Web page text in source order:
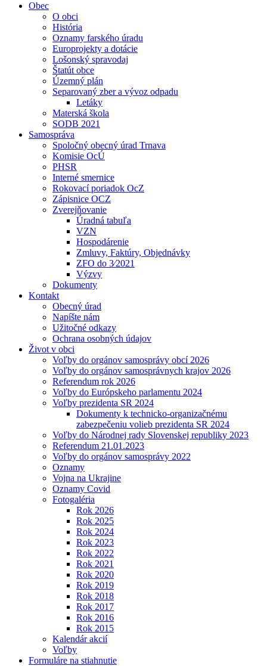
Obec
O obci
História
Oznamy farského úradu
Europrojekty a dotácie
Lošonský spravodaj
Štatút obce
Územný plán
Separovaný zber a vývoz odpadu
Letáky
Materská škola
SODB 2021
Samospráva
Spoločný obecný úrad Trnava
Komisie OcÚ
PHSR
Interné smernice
Rokovací poriadok OcZ
Zápisnice OCZ
Zverejňovanie
Úradná tabuľa
VZN
Hospodárenie
Zmluvy, Faktúry, Objednávky
ZFO do 3⁄2021
Výzvy
Dokumenty
Kontakt
Obecný úrad
Napíšte nám
Užitočné odkazy
Ochrana osobných údajov
Život v obci
Voľby do orgánov samosprávy obcí 2026
Voľby do orgánov samosprávnych krajov 2026
Referendum rok 2026
Voľby do Európskeho parlamentu 2024
Voľby prezidenta SR 2024
Dokumenty k technicko-organizačnému
zabezpečeniu volieb prezidenta SR 2024
Voľby do Národnej rady Slovenskej republiky 2023
Referendum 21.01.2023
Voľby do orgánov samosprávy 2022
Oznamy
Vojna na Ukrajine
Oznamy Covid
Fotogaléria
Rok 2026
Rok 2025
Rok 2024
Rok 2023
Rok 2022
Rok 2021
Rok 2020
Rok 2019
Rok 2018
Rok 2017
Rok 2016
Rok 2015
Kalendár akcií
Voľby
Formuláre na stiahnutie